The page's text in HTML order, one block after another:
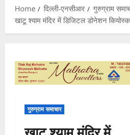
Home दिल्ली-एनसीआर
गुरुग्राम
खाटू श्याम मंदिर में डिजिटल डोनेशन
गुरुग्राम समाचार